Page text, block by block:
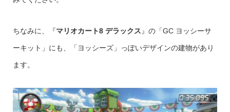
ちなみに、『マリオカート8 デラックス 』の「GC ヨッシーサ
ーキット」にも、「ヨッシーズ」っぽいデザインの建物があり
ます。